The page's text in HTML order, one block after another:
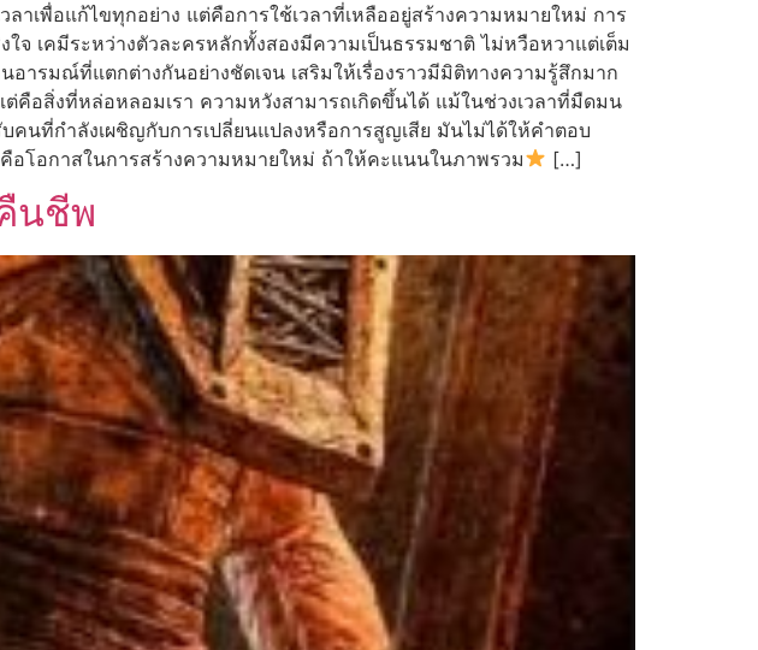
ลาเพื่อแก้ไขทุกอย่าง แต่คือการใช้เวลาที่เหลืออยู่สร้างความหมายใหม่ การ
จ เคมีระหว่างตัวละครหลักทั้งสองมีความเป็นธรรมชาติ ไม่หวือหวาแต่เต็ม
รมณ์ที่แตกต่างกันอย่างชัดเจน เสริมให้เรื่องราวมีมิติทางความรู้สึกมาก
อสิ่งที่หล่อหลอมเรา ความหวังสามารถเกิดขึ้นได้ แม้ในช่วงเวลาที่มืดมน
นที่กำลังเผชิญกับการเปลี่ยนแปลงหรือการสูญเสีย มันไม่ได้ให้คำตอบ
อโอกาสในการสร้างความหมายใหม่ ถ้าให้คะแนนในภาพรวม
[…]
นชีพ